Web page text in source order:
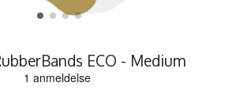
ECO - Medium